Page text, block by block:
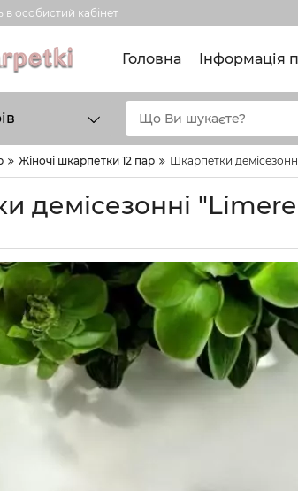
в особистий кабінет
Головна Інформація
Жіночі шкарпетки 12 пар Шкарпетки
демісезонні